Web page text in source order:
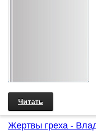
Читать
Жеpтвы гpеха -